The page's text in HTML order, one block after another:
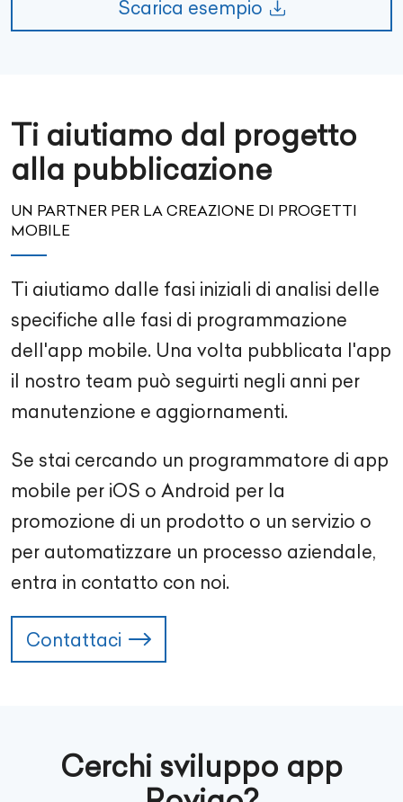
Scarica esempio
Ti aiutiamo dal progetto
alla pubblicazione
UN PARTNER PER LA CREAZIONE DI PROGETTI
MOBILE
Ti aiutiamo dalle fasi iniziali di analisi delle
specifiche alle fasi di programmazione
dell'app mobile. Una volta pubblicata l'app
il nostro team può seguirti negli anni per
manutenzione e aggiornamenti.
Se stai cercando un programmatore di app
mobile per iOS o Android per la
promozione di un prodotto o un servizio o
per automatizzare un processo aziendale,
entra in contatto con noi.
Contattaci
Cerchi sviluppo app